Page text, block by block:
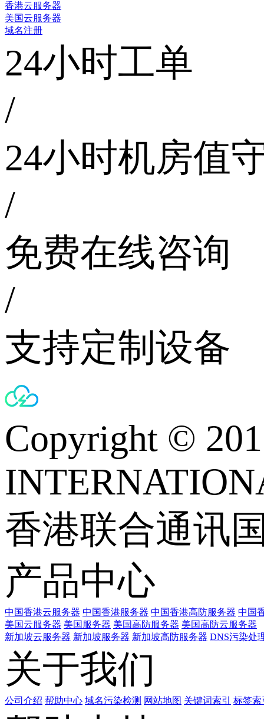
香港云服务器
美国云服务器
域名注册
24小时工单
/
24小时机房值
/
免费在线咨询
/
支持定制设备
Copyright ©
香港联合通讯
产品中心
中国香港云服务器 中国香港服务器 中国香港高防服务器 中国
美国云服务器 美国服务器 美国高防服务器 美国高防云服务器
新加坡云服务器 新加坡服务器 新加坡高防服务器 DNS污染处
关于我们
公司介绍 帮助中心 域名污染检测 网站地图 关键词索引 标签索